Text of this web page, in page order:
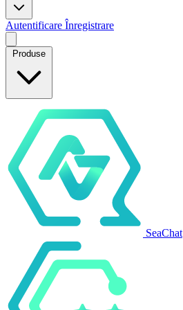
Autentificare Înregistrare
Produse
SeaChat